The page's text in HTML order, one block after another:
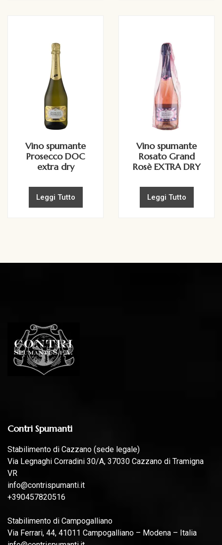
Vino spumante
Prosecco DOC
extra dry
Leggi Tutto
Vino spumante
Rosato Grand
Rosè EXTRA DRY
Leggi Tutto
Contri Spumanti
Stabilimento di Cazzano (sede legale)
Via Legnaghi Corradini 30/A, 37030 Cazzano di Tramigna
VR
info@contrispumanti.it
+390457820516
Stabilimento di Campogalliano
Via Ferrari, 44, 41011 Campogalliano – Modena – Italia